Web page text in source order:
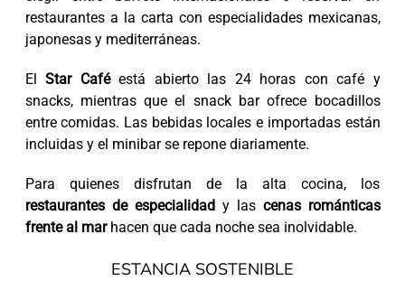
restaurantes a la carta con especialidades mexicanas,
japonesas y mediterráneas.
El Star Caféestá abierto las 24 horas con café y
snacks, mientras que el snack bar ofrece bocadillos
entre comidas. Las bebidas locales e importadas están
incluidas y el minibar se repone diariamente.
Para quienes disfrutan de la alta cocina, los
restaurantes de especialidady las cenas románticas
frente al marhacen que cada noche sea inolvidable.
ESTANCIA SOSTENIBLE